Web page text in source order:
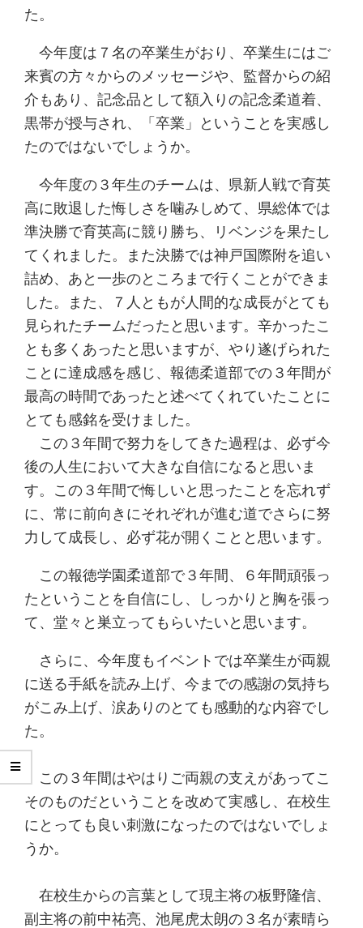
た。
今年度は７名の卒業生がおり、卒業生にはご
来賓の方々からのメッセージや、監督からの紹
介もあり、記念品として額入りの記念柔道着、
黒帯が授与され、「卒業」ということを実感し
たのではないでしょうか。
今年度の３年生のチームは、県新人戦で育英
高に敗退した悔しさを噛みしめて、県総体では
準決勝で育英高に競り勝ち、リベンジを果たし
てくれました。また決勝では神戸国際附を追い
詰め、あと一歩のところまで行くことができま
した。また、７人ともが人間的な成長がとても
見られたチームだったと思います。辛かったこ
とも多くあったと思いますが、やり遂げられた
ことに達成感を感じ、報徳柔道部での３年間が
最高の時間であったと述べてくれていたことに
とても感銘を受けました。
この３年間で努力をしてきた過程は、必ず今
後の人生において大きな自信になると思いま
す。この３年間で悔しいと思ったことを忘れず
に、常に前向きにそれぞれが進む道でさらに努
力して成長し、必ず花が開くことと思います。
この報徳学園柔道部で３年間、６年間頑張っ
たということを自信にし、しっかりと胸を張っ
て、堂々と巣立ってもらいたいと思います。
さらに、今年度もイベントでは卒業生が両親
に送る手紙を読み上げ、今までの感謝の気持ち
がこみ上げ、涙ありのとても感動的な内容でし
た。
この３年間はやはりご両親の支えがあってこ
そのものだということを改めて実感し、在校生
にとっても良い刺激になったのではないでしょ
うか。
在校生からの言葉として現主将の板野隆信、
副主将の前中祐亮、池尾虎太朗の３名が素晴ら